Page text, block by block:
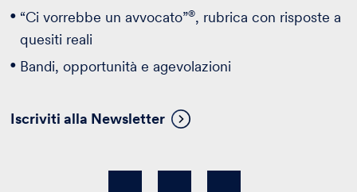
“Ci vorrebbe un avvocato”®, rubrica con risposte a
quesiti reali
Bandi, opportunità e agevolazioni
Iscriviti alla Newsletter